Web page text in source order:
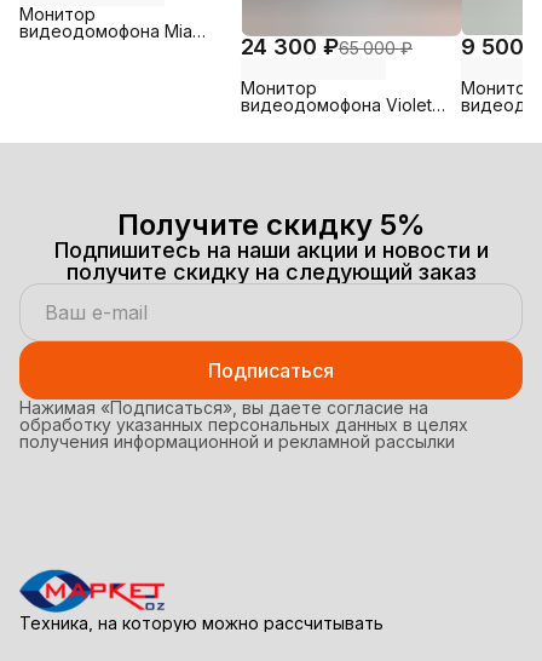
Монитор
видеодомофона Mia
24 300 ₽65 000 ₽
Монитор
видеодомофона Violet
9 500
Монитор
Получите скидку 5%
Подпишитесь на наши акции и новости и
получите скидку на следующий заказ
Подписаться
Нажимая «Подписаться», вы даете согласие на
обработку указанных персональных данных в целях
получения информационной и рекламной рассылки
Техника, на которую можно рассчитывать